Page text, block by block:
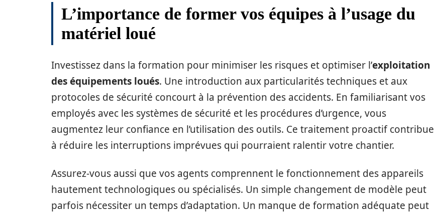
L’importance de former vos équipes à l’usage du
matériel loué
Investissez dans la formation pour minimiser les risques et optimiser l’exploitation
des équipements loués. Une introduction aux particularités techniques et aux
protocoles de sécurité concourt à la prévention des accidents. En familiarisant vos
employés avec les systèmes de sécurité et les procédures d’urgence, vous
augmentez leur confiance en l’utilisation des outils. Ce traitement proactif contribue
à réduire les interruptions imprévues qui pourraient ralentir votre chantier.
Assurez-vous aussi que vos agents comprennent le fonctionnement des appareils
hautement technologiques ou spécialisés. Un simple changement de modèle peut
parfois nécessiter un temps d’adaptation. Un manque de formation adéquate peut